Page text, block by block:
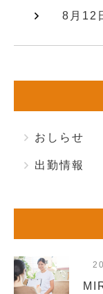
8月12
おしらせ
出勤情報